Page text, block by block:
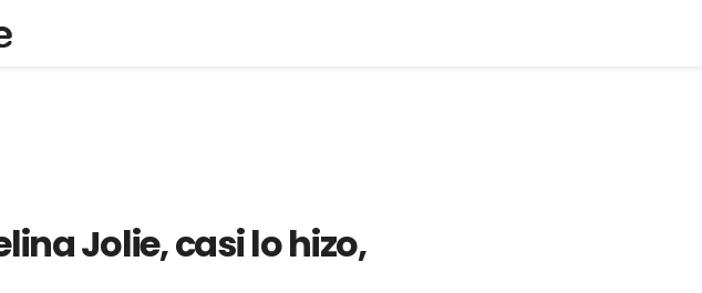
Jolie, casi lo hizo,